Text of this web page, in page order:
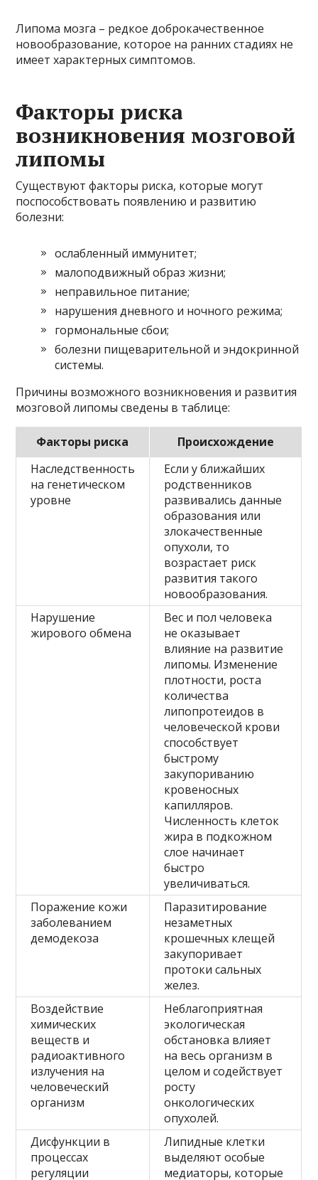
Липома мозга – редкое доброкачественное
новообразование, которое на ранних стадиях не
имеет характерных симптомов.
Факторы риска
возникновения мозговой
липомы
Существуют факторы риска, которые могут
поспособствовать появлению и развитию
болезни:
ослабленный иммунитет;
малоподвижный образ жизни;
неправильное питание;
нарушения дневного и ночного режима;
гормональные сбои;
болезни пищеварительной и эндокринной
системы.
Причины возможного возникновения и развития
мозговой липомы сведены в таблице:
Факторы риска
Происхождение
Наследственность
на генетическом
уровне
Если у ближайших
родственников
развивались данные
образования или
злокачественные
опухоли, то
возрастает риск
развития такого
новообразования.
Нарушение
жирового обмена
Вес и пол человека
не оказывает
влияние на развитие
липомы. Изменение
плотности, роста
количества
липопротеидов в
человеческой крови
способствует
быстрому
закупориванию
кровеносных
капилляров.
Численность клеток
жира в подкожном
слое начинает
быстро
увеличиваться.
Поражение кожи
заболеванием
демодекоза
Паразитирование
незаметных
крошечных клещей
закупоривает
протоки сальных
желез.
Воздействие
химических
веществ и
радиоактивного
излучения на
человеческий
организм
Неблагоприятная
экологическая
обстановка влияет
на весь организм в
целом и содействует
росту
онкологических
опухолей.
Дисфункции в
процессах
регуляции
Липидные клетки
выделяют особые
медиаторы, которые